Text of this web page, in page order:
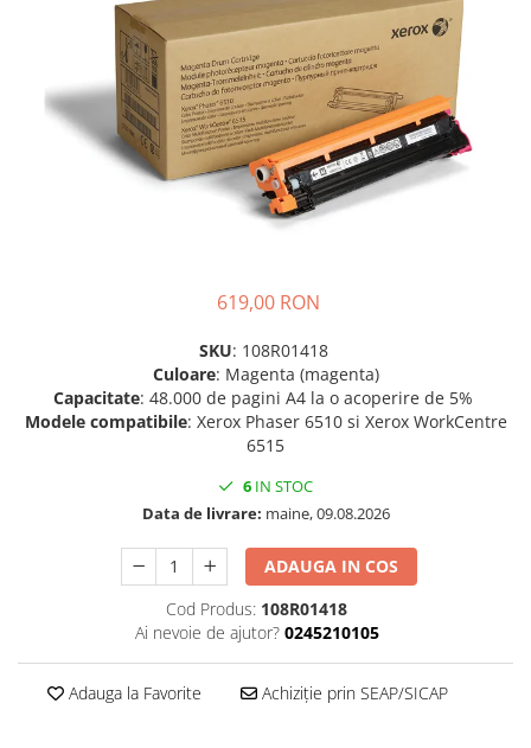
SSD-uri externe
Hard disk-uri externe
Card reader
Placi captura
Adaptoare PCI / PCIe
Accesorii retelistica
PDU
619,00 RON
SKU: 108R01418
Culoare: Magenta (magenta)
Capacitate: 48.000 de pagini A4 la o acoperire de 5%
Modele compatibile: Xerox Phaser 6510 si Xerox WorkCentre
6515
6 IN STOC
Data de livrare: maine, 09.08.2026
ADAUGA IN COS
Cod Produs: 108R01418
Ai nevoie de ajutor? 0245210105
Adauga la Favorite Achiziție prin SEAP/SICAP